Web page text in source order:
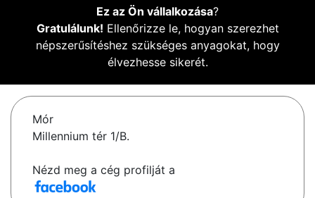
Ez az Ön vállalkozása?
Gratulálunk! Ellenőrizze le, hogyan szerezhet
népszerűsítéshez szükséges anyagokat, hogy
élvezhesse sikerét.
Mór
Millennium tér 1/B.
Nézd meg a cég profilját a